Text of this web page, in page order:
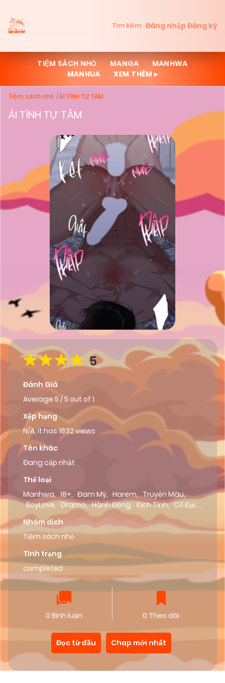
Tìm kiếm Đăng nhậpĐăng ký
TIỆM SÁCH NHỎ MANGA
MANHWA
MANHUA
XEM THÊM ▸
Tiệm sách nhỏ ÁI TÌNH TỰ TÂM
ÁI TÌNH TỰ TÂM
5
Đánh Giá
Average 5 /5 out of 1
Xếp hạng
N/A, it has 1832 views
Tên khác
Đang cập nhật
Thể loại
Manhwa, 18+, Đam Mỹ, Harem, Truyện Màu,
BoyLove, Drama, Hành Động, Kịch Tính, Cổ Đại,
Echi
ABO, Dưa Leo Truyện
Nhóm dịch
Tiệm sách nhỏ
Tình trạng
completed
0 Bình luận 0 Theo dõi
Đọc từ đầu Chap mới nhất